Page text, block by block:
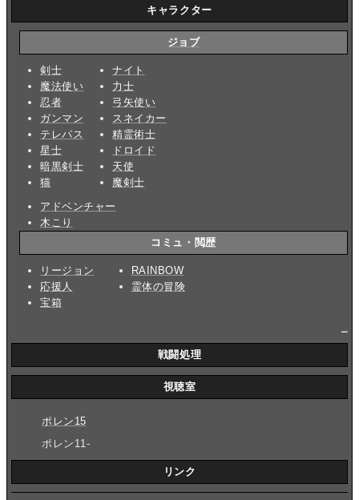
キャラクター
ジョブ
剣士
魔法使い
忍者
ガンマン
テレパス
星士
暗黒剣士
猫
ナイト
力士
弓矢使い
スネイカー
精霊術士
ドロイド
天使
魔剣士
アドベンチャー
木こり
コミュ・閲歴
リージョン
応援人
宝箱
RAINBOW
霊体の冒険
戦闘処理
視聴室
ポレン15
ポレン11-
リンク